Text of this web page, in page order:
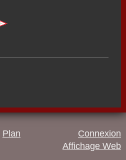
Plan
Connexion
Affichage Web